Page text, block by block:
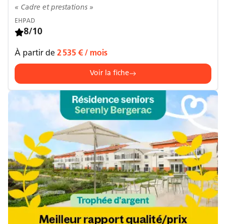
« Cadre et prestations »
EHPAD
8/10
À partir de 2 535 €/ mois
Voir la fiche